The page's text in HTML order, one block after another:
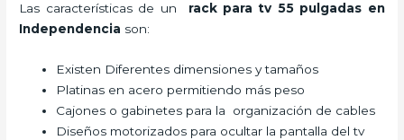
Las características de un rack para tv 55 pulgadas en
Independencia son:
Existen Diferentes dimensiones y tamaños
Platinas en acero permitiendo más peso
Cajones o gabinetes para la organización de cables
Diseños motorizados para ocultar la pantalla del tv